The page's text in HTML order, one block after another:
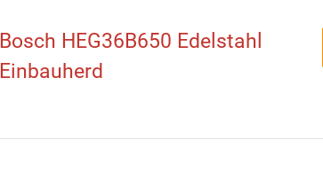
Bosch HEG36B650 Edelstahl
Einbauherd